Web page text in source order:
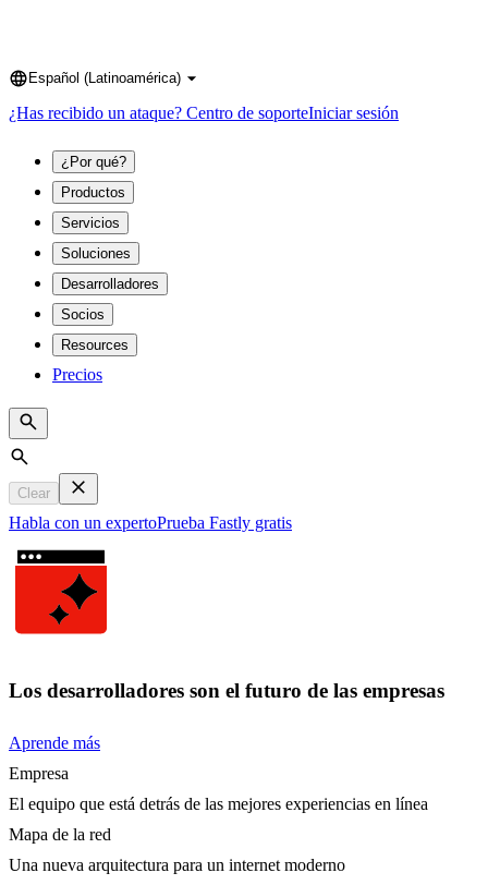
Language
Español (Latinoamérica)
¿Has recibido un ataque? Centro de soporteIniciar sesión
¿Por qué?
Productos
Servicios
Soluciones
Desarrolladores
Socios
Resources
Precios
Search
Clear
Habla con un expertoPrueba Fastly gratis
Los desarrolladores son el futuro de las empresas
Aprende más
Empresa
El equipo que está detrás de las mejores experiencias en línea
Mapa de la red
Una nueva arquitectura para un internet moderno